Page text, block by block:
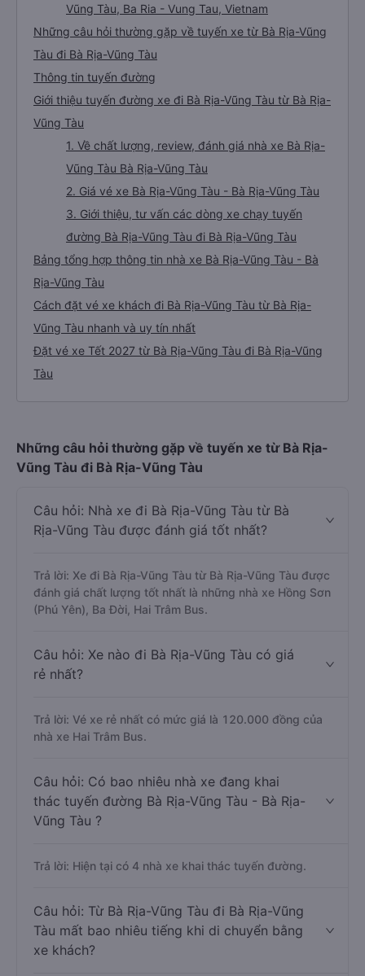
Vũng Tàu, Ba Ria - Vung Tau, Vietnam
Những câu hỏi thường gặp về tuyến xe từ Bà Rịa-Vũng
Tàu đi Bà Rịa-Vũng Tàu
Thông tin tuyến đường
Giới thiệu tuyến đường xe đi Bà Rịa-Vũng Tàu từ Bà Rịa-
Vũng Tàu
1. Về chất lượng, review, đánh giá nhà xe Bà Rịa-
Vũng Tàu Bà Rịa-Vũng Tàu
2. Giá vé xe Bà Rịa-Vũng Tàu - Bà Rịa-Vũng Tàu
3. Giới thiệu, tư vấn các dòng xe chạy tuyến
đường Bà Rịa-Vũng Tàu đi Bà Rịa-Vũng Tàu
Bảng tổng hợp thông tin nhà xe Bà Rịa-Vũng Tàu - Bà
Rịa-Vũng Tàu
Cách đặt vé xe khách đi Bà Rịa-Vũng Tàu từ Bà Rịa-
Vũng Tàu nhanh và uy tín nhất
Đặt vé xe Tết 2027 từ Bà Rịa-Vũng Tàu đi Bà Rịa-Vũng
Tàu
Những câu hỏi thường gặp về tuyến xe từ Bà Rịa-
Vũng Tàu đi Bà Rịa-Vũng Tàu
Câu hỏi: Nhà xe đi Bà Rịa-Vũng Tàu từ Bà
Rịa-Vũng Tàu được đánh giá tốt nhất?
Trả lời: Xe đi Bà Rịa-Vũng Tàu từ Bà Rịa-Vũng Tàu được
đánh giá chất lượng tốt nhất là những nhà xe Hồng Sơn
(Phú Yên), Ba Đời, Hai Trâm Bus.
Câu hỏi: Xe nào đi Bà Rịa-Vũng Tàu có giá
rẻ nhất?
Trả lời: Vé xe rẻ nhất có mức giá là 120.000 đồng của
nhà xe Hai Trâm Bus.
Câu hỏi: Có bao nhiêu nhà xe đang khai
thác tuyến đường Bà Rịa-Vũng Tàu - Bà Rịa-
Vũng Tàu ?
Trả lời: Hiện tại có 4 nhà xe khai thác tuyến đường.
Câu hỏi: Từ Bà Rịa-Vũng Tàu đi Bà Rịa-Vũng
Tàu mất bao nhiêu tiếng khi di chuyển bằng
xe khách?